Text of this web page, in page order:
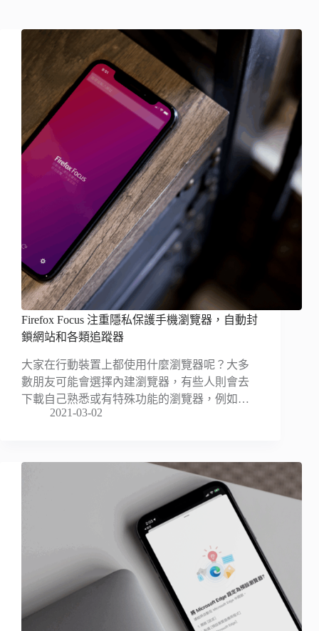
Firefox Focus 注重隱私保護手機瀏覽器，自動封
鎖網站和各類追蹤器
大家在行動裝置上都使用什麼瀏覽器呢？大多
數朋友可能會選擇內建瀏覽器，有些人則會去
下載自己熟悉或有特殊功能的瀏覽器，例如…
2021-03-02